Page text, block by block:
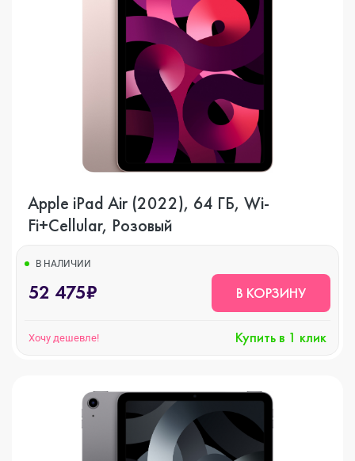
Apple iPad Air (2022), 64 ГБ, Wi-
Fi+Cellular, Розовый
В НАЛИЧИИ
52 475₽ В КОРЗИНУ
Хочу дешевле! Купить в 1 клик